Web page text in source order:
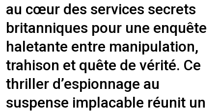
au cœur des services secrets
britanniques pour une enquête
haletante entre manipulation,
trahison et quête de vérité. Ce
thriller d’espionnage au
suspense implacable réunit un